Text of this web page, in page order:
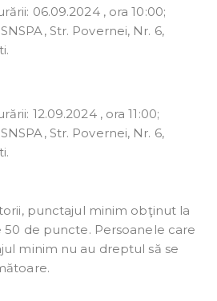
06.09.2024 , ora 10:00;
Str. Povernei, Nr. 6,
12.09.2024 , ora 11:00;
Str. Povernei, Nr. 6,
punctajul minim obţinut la
de puncte. Persoanele care
minim nu au dreptul să se